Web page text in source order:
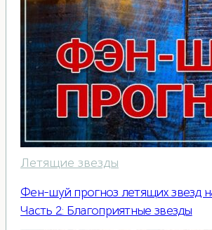
Летящие звезды
Фен-шуй прогноз летящих звезд
Часть 2: Благоприятные звезды